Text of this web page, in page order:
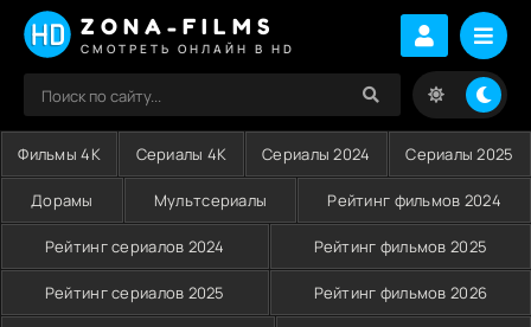
ZONA-FILMS
СМОТРЕТЬ ОНЛАЙН В HD
Фильмы 4K Сериалы 4K Сериалы 2024 Сериалы 2025
Дорамы Мультсериалы Рейтинг фильмов 2024
Рейтинг сериалов 2024 Рейтинг фильмов 2025
Рейтинг сериалов 2025 Рейтинг фильмов 2026